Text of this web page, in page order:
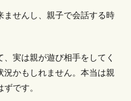
ませんし、親子で会話する時
実は親が遊び相手をしてく
かもしれません。本当は親
です。